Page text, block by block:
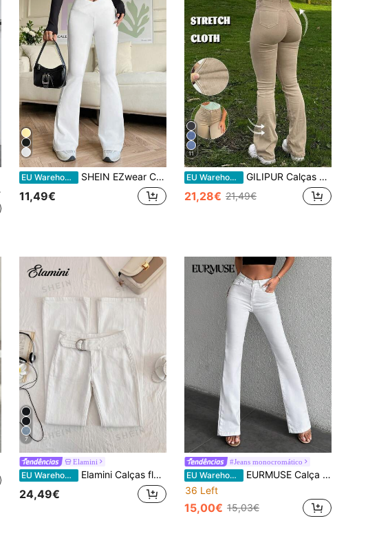
EU Warehouse SHEIN EZwear Calças Flare De Cintura V Com Sobreposição
11,49€
11
EU Warehouse GILIPUR Calças de ganga Y2K estilo sino, cintura alta, corte slim, elegantes e casuais para mulher, calças de ganga elásticas, cor cáqui, estilo street para outono
21,28€ 21,49€
7
Elamini
EU Warehouse Elamini Calças flare de ganga lavada de cintura baixa, moda
24,49€
#Jeans monocromático
EU Warehouse
EURMUSE Calça Jeans Casual Sólida Flare Leg
36 Left
15,00€ 15,03€